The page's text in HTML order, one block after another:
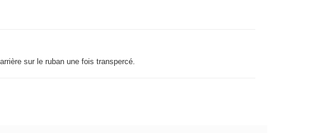
sur le ruban une fois transpercé.